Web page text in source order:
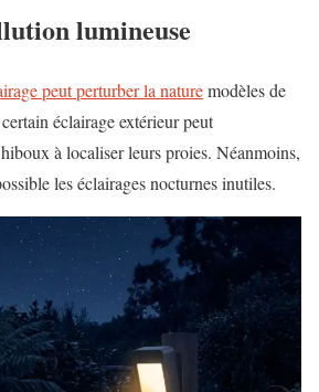
lumineuse
peut perturber la naturemodèles de
éclairage extérieur peut
à localiser leurs proies. Néanmoins,
les éclairages nocturnes inutiles.